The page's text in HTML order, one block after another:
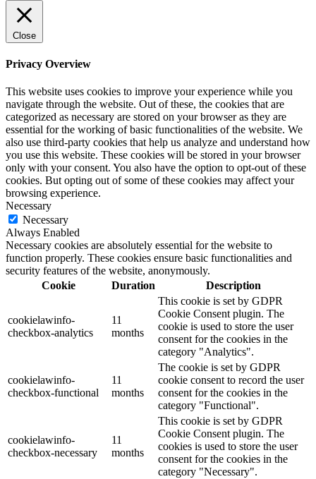
Close
Privacy Overview
This website uses cookies to improve your experience while you
navigate through the website. Out of these, the cookies that are
categorized as necessary are stored on your browser as they are
essential for the working of basic functionalities of the website. We
also use third-party cookies that help us analyze and understand how
you use this website. These cookies will be stored in your browser
only with your consent. You also have the option to opt-out of these
cookies. But opting out of some of these cookies may affect your
browsing experience.
Necessary
Necessary
Always Enabled
Necessary cookies are absolutely essential for the website to
function properly. These cookies ensure basic functionalities and
security features of the website, anonymously.
Cookie
Duration Description
cookielawinfo-
checkbox-analytics
11
months
This cookie is set by GDPR
Cookie Consent plugin. The
cookie is used to store the user
consent for the cookies in the
category "Analytics".
cookielawinfo-
checkbox-functional
11
months
The cookie is set by GDPR
cookie consent to record the user
consent for the cookies in the
category "Functional".
cookielawinfo-
checkbox-necessary
11
months
This cookie is set by GDPR
Cookie Consent plugin. The
cookies is used to store the user
consent for the cookies in the
category "Necessary".